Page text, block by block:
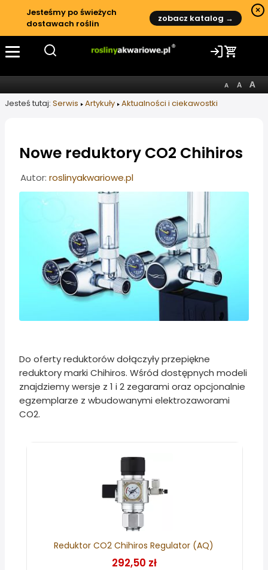
Jesteśmy po świeżych
dostawach roślin
zobacz katalog →
×
Jesteś tutaj: Serwis Artykuły Aktualności i ciekawostki
Nowe reduktory CO2 Chihiros
Informacje o artykule
Autor: roslinyakwariowe.pl
Do oferty reduktorów dołączyły przepiękne
reduktory marki Chihiros. Wśród dostępnych modeli
znajdziemy wersje z 1 i 2 zegarami oraz opcjonalnie
egzemplarze z wbudowanymi elektrozaworami
CO2.
Reduktor CO2 Chihiros Regulator (AQ)
292,50 zł